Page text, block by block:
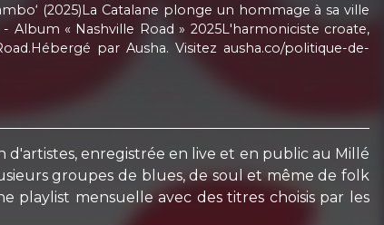
(2025)La Catalane plonge un hommage à sa ville
Album « Nashville Road » 2025L'harmoniciste croate,
par Ausha. Visitez ausha.co/politique-de-
d'artistes, enregistrée en live et en public au Millé
groupes de blues, de soul et même de folk
playlist mensuelle avec des titres choisis par les